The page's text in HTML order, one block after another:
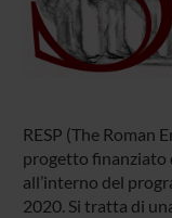
RESP (The Roman
progetto finanziato
all’interno del
2020. Si tratta di